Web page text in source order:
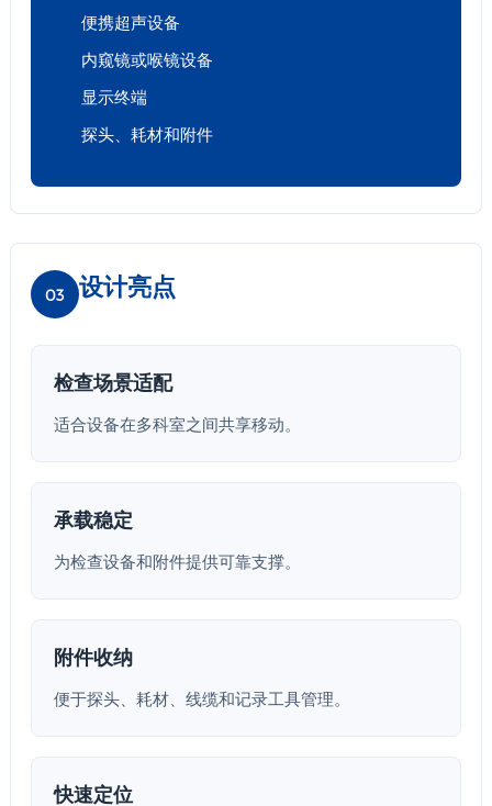
便携超声设备
内窥镜或喉镜设备
显示终端
探头、耗材和附件
03 设计亮点
检查场景适配
适合设备在多科室之间共享移动。
承载稳定
为检查设备和附件提供可靠支撑。
附件收纳
便于探头、耗材、线缆和记录工具管理。
快速定位